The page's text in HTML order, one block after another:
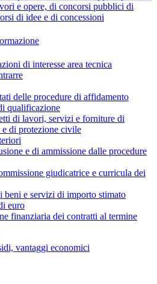
e opere, di concorsi pubblici di
di idee e di concessioni
di interesse area tecnica
delle procedure di affidamento
qualificazione
di lavori, servizi e forniture di
e di protezione civile
e di ammissione dalle procedure
giudicatrice e curricula dei
beni e servizi di importo stimato
euro
finanziaria dei contratti al termine
vantaggi economici